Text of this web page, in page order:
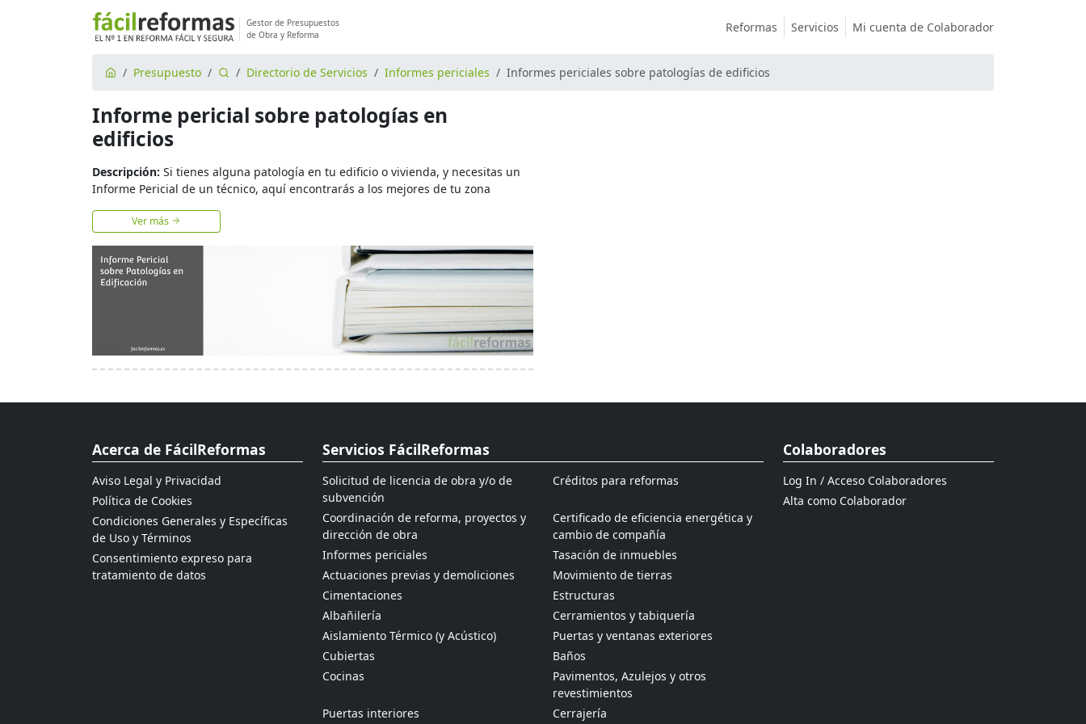
Gestor de Presupuestos
de Obra y Reforma
Reformas Servicios Mi cuenta de Colaborador
Presupuesto Directorio de Servicios Informes periciales Informes periciales sobre patologías de edificios
Informe pericial sobre patologías en
edificios
Descripción: Si tienes alguna patología en tu edificio o vivienda, y necesitas un
Informe Pericial de un técnico, aquí encontrarás a los mejores de tu zona
Ver más
Acerca de FácilReformas
Aviso Legal y Privacidad
Política de Cookies
Condiciones Generales y Específicas
de Uso y Términos
Consentimiento expreso para
tratamiento de datos
Servicios FácilReformas
Solicitud de licencia de obra y/o de
subvención
Créditos para reformas
Coordinación de reforma, proyectos y
dirección de obra
Certificado de eficiencia energética y
cambio de compañía
Informes periciales
Tasación de inmuebles
Actuaciones previas y demoliciones
Movimiento de tierras
Cimentaciones
Estructuras
Albañilería
Cerramientos y tabiquería
Aislamiento Térmico (y Acústico)
Puertas y ventanas exteriores
Cubiertas
Baños
Cocinas
Pavimentos, Azulejos y otros
revestimientos
Puertas interiores
Cerrajería
Colaboradores
Log In / Acceso Colaboradores
Alta como Colaborador